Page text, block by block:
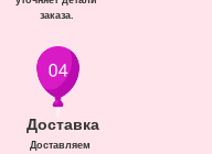
Доставка
Доставляем
заказа.